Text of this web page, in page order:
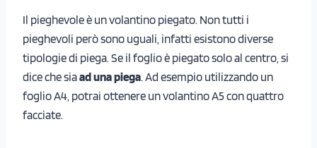
Il pieghevole è un volantino piegato. Non tutti i
pieghevoli però sono uguali, infatti esistono diverse
tipologie di piega. Se il foglio è piegato solo al centro, si
dice che siaad una piega. Ad esempio utilizzando un
foglio A4, potrai ottenere un volantino A5 con quattro
facciate.